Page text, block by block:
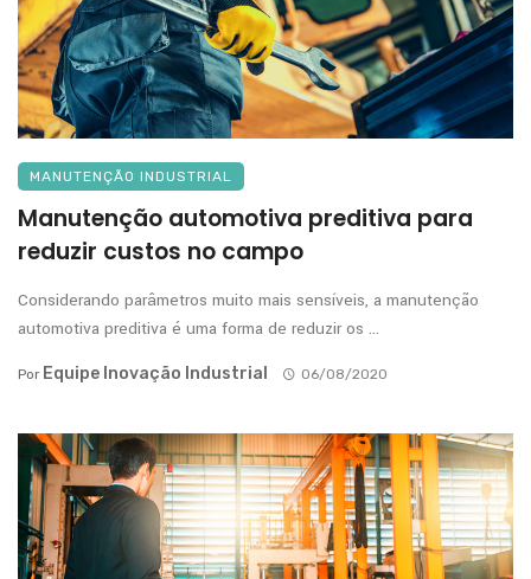
MANUTENÇÃO INDUSTRIAL
Manutenção automotiva preditiva para
reduzir custos no campo
Considerando parâmetros muito mais sensíveis, a manutenção
automotiva preditiva é uma forma de reduzir os ...
Por Equipe Inovação Industrial 06/08/2020